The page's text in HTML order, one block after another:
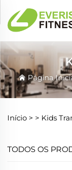
Página
Início > > Kids
TODOS OS